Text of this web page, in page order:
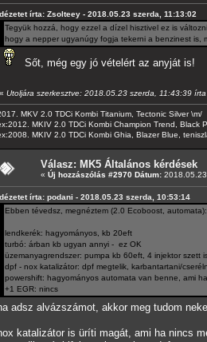
írta: Zsolteey - 2018.05.23 szerda, 11:13:02
Tegyük hozzá, hogy ezzel a dízel hisztivel ez is
hogy a nepper ugyanúgy fogja tekerni a benzinest is,
Sőt, még egy jó vételért az anyját is!
« Utoljára szerkesztve: 2018.05.23 szerda, 11:43:39
MKV 2.0 TDCi Kombi Titanium, Tectonic Silver \m/
MKIV 2.0 TDCi Kombi Champion Trend, Black
MKIV 2.0 TDCi Kombi Ghia, Blazer Blue,
Válasz: MK5 Általános kérdések
« Új hozzászólás #2970 Dátum:
írta: podani - 2018.05.23 szerda, 10:53:14
Ebben tévedsz, megnéztem (2.0 Ecoboost, automata):
lendkerék: hagyományos, kb 20eft
turbó: árban kb ugyan annyi - ez OK
üzemanyagrendszer: pumpa kb 60eft, 4 injektor szett
dpf - nox katalizátor: dpf megtelik, karbantartani/
powershift: hagyományos automata van benne, ami
+1 EGR: nincs
adsz alvázszámot, akkor meg tudom
katalizátor is üríti magát, ami ha nincs